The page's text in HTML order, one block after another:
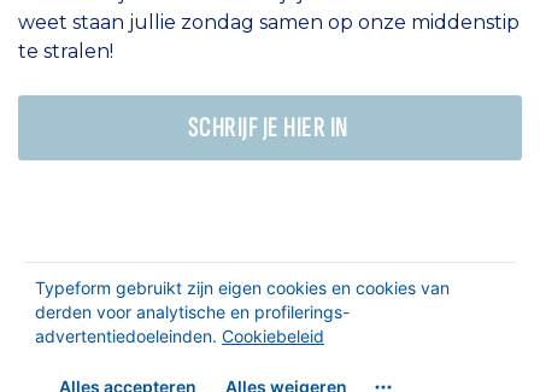
weet staan jullie zondag samen op onze middenstip
te stralen!
SCHRIJF JE HIER IN